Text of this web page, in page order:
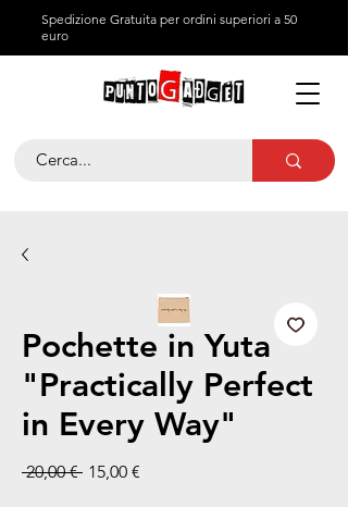
Spedizione Gratuita per ordini superiori a 50
euro
Pochette in Yuta
"Practically Perfect
in Every Way"
20,00 € Prezzo regolare
15,00 €